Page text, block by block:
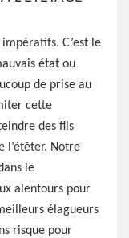
C’est le
état ou
de prise au
cette
des fils
l’étêter. Notre
le
alentours pour
élagueurs
risque pour